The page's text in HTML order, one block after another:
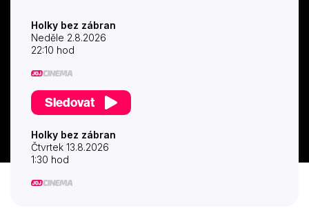
Holky bez zábran
Neděle 2.8.2026
22:10 hod
Sledovat
Holky bez zábran
Čtvrtek 13.8.2026
1:30 hod